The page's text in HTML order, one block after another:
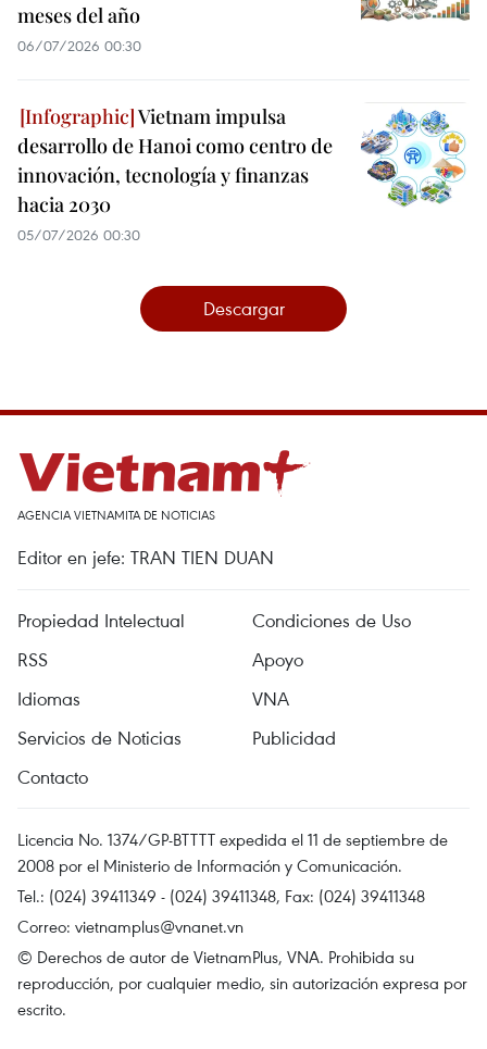
meses del año
06/07/2026 00:30
Vietnam impulsa
desarrollo de Hanoi como centro de
innovación, tecnología y finanzas
hacia 2030
05/07/2026 00:30
Descargar
AGENCIA VIETNAMITA DE NOTICIAS
Editor en jefe: TRAN TIEN DUAN
Propiedad Intelectual
Condiciones de Uso
RSS
Apoyo
Idiomas
VNA
Servicios de Noticias
Publicidad
Contacto
Licencia No. 1374/GP-BTTTT expedida el 11 de septiembre de
2008 por el Ministerio de Información y Comunicación.
Tel.: (024) 39411349 - (024) 39411348, Fax: (024) 39411348
Correo: vietnamplus@vnanet.vn
© Derechos de autor de VietnamPlus, VNA. Prohibida su
reproducción, por cualquier medio, sin autorización expresa por
escrito.